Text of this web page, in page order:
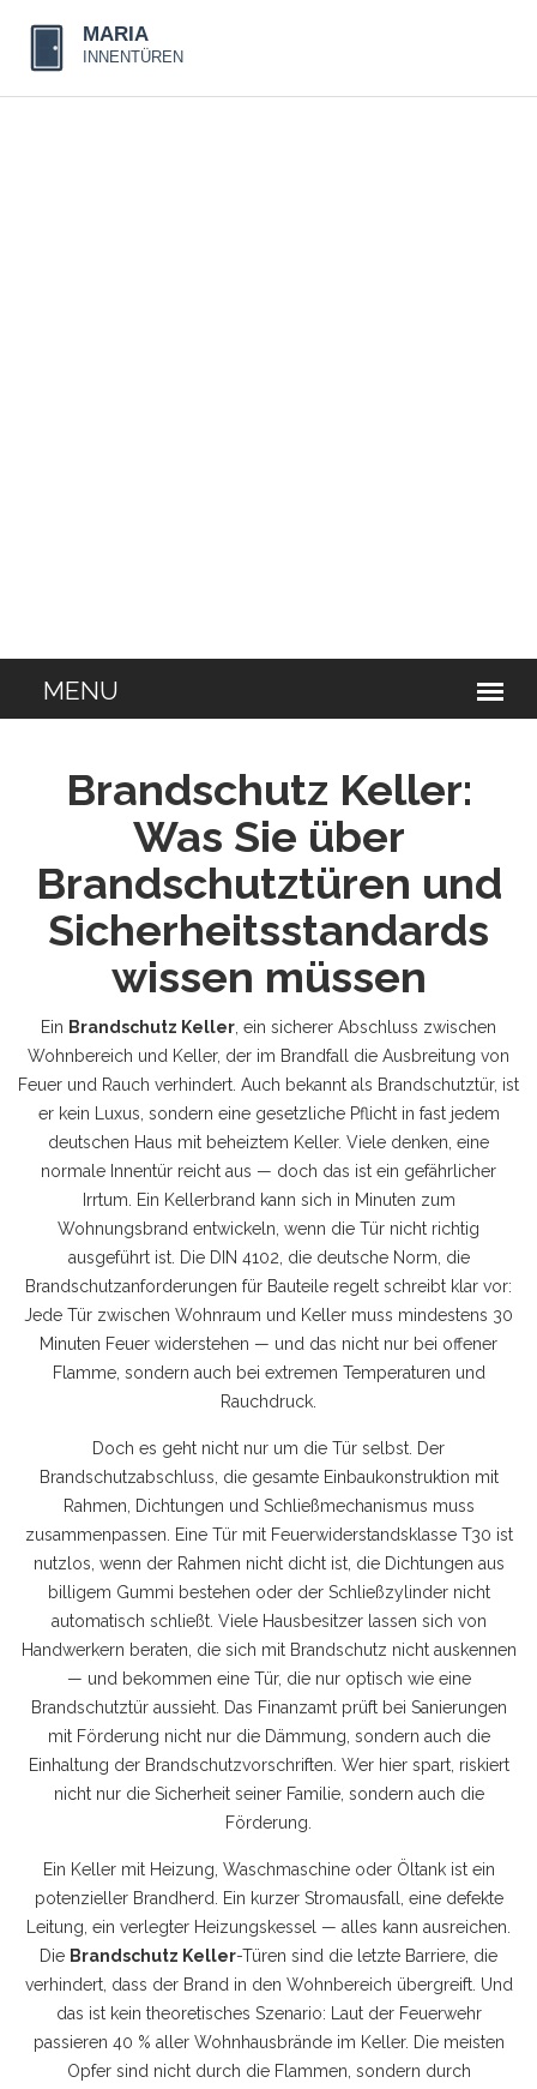
Brandschutz Keller:
Was Sie über
Brandschutztüren und
Sicherheitsstandards
wissen müssen
Ein Brandschutz Keller ein sicherer Abschluss zwischen
Wohnbereich und Keller, der im Brandfall die Ausbreitung von
Feuer und Rauch verhindert . Auch bekannt als Brandschutztür, ist
er kein Luxus, sondern eine gesetzliche Pflicht in fast jedem
deutschen Haus mit beheiztem Keller. Viele denken, eine
normale Innentür reicht aus — doch das ist ein gefährlicher
Irrtum. Ein Kellerbrand kann sich in Minuten zum
Wohnungsbrand entwickeln, wenn die Tür nicht richtig
ausgeführt ist. Die DIN 4102 die deutsche Norm, die
Brandschutzanforderungen für Bauteile regelt schreibt klar vor:
Jede Tür zwischen Wohnraum und Keller muss mindestens 30
Minuten Feuer widerstehen — und das nicht nur bei offener
Flamme, sondern auch bei extremen Temperaturen und
Rauchdruck.
Doch es geht nicht nur um die Tür selbst. Der
Brandschutzabschluss die gesamte Einbaukonstruktion mit
Rahmen, Dichtungen und Schließmechanismus muss
zusammenpassen. Eine Tür mit Feuerwiderstandsklasse T30 ist
nutzlos, wenn der Rahmen nicht dicht ist, die Dichtungen aus
billigem Gummi bestehen oder der Schließzylinder nicht
automatisch schließt. Viele Hausbesitzer lassen sich von
Handwerkern beraten, die sich mit Brandschutz nicht auskennen
— und bekommen eine Tür, die nur optisch wie eine
Brandschutztür aussieht. Das Finanzamt prüft bei Sanierungen
mit Förderung nicht nur die Dämmung, sondern auch die
Einhaltung der Brandschutzvorschriften. Wer hier spart, riskiert
nicht nur die Sicherheit seiner Familie, sondern auch die
Förderung.
Ein Keller mit Heizung, Waschmaschine oder Öltank ist ein
potenzieller Brandherd. Ein kurzer Stromausfall, eine defekte
Leitung, ein verlegter Heizungskessel — alles kann ausreichen.
Die Brandschutz Keller-Türen sind die letzte Barriere, die
verhindert, dass der Brand in den Wohnbereich übergreift. Und
das ist kein theoretisches Szenario: Laut der Feuerwehr
passieren 40 % aller Wohnhausbrände im Keller. Die meisten
Opfer sind nicht durch die Flammen, sondern durch